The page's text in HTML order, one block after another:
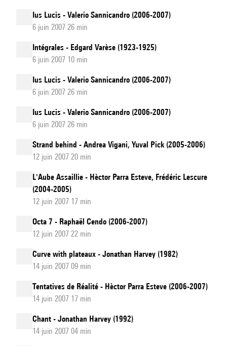
Ius Lucis - Valerio Sannicandro (2006-2007)
6 juin 2007 26 min
Intégrales - Edgard Varèse (1923-1925)
6 juin 2007 10 min
Ius Lucis - Valerio Sannicandro (2006-2007)
6 juin 2007 26 min
Ius Lucis - Valerio Sannicandro (2006-2007)
6 juin 2007 26 min
Strand behind - Andrea Vigani, Yuval Pick (2005-2006)
12 juin 2007 20 min
L'Aube Assaillie - Hèctor Parra Esteve, Frédéric Lescure
(2004-2005)
12 juin 2007 17 min
Octa 7 - Raphaël Cendo (2006-2007)
12 juin 2007 22 min
Curve with plateaux - Jonathan Harvey (1982)
14 juin 2007 09 min
Tentatives de Réalité - Hèctor Parra Esteve (2006-2007)
14 juin 2007 17 min
Chant - Jonathan Harvey (1992)
14 juin 2007 04 min